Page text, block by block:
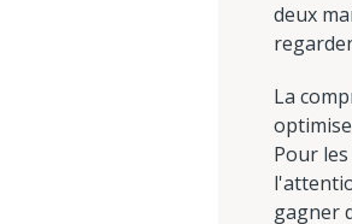
deux
La
Pour
gagner